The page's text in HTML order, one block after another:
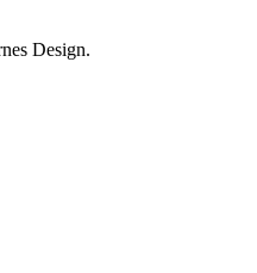
Design.